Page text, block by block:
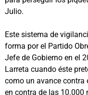
Julio.
Este sistema de
forma por el Partido
Jefe de Gobierno en el
Larreta cuando éste
como un avance contra
en contra de las 10.000